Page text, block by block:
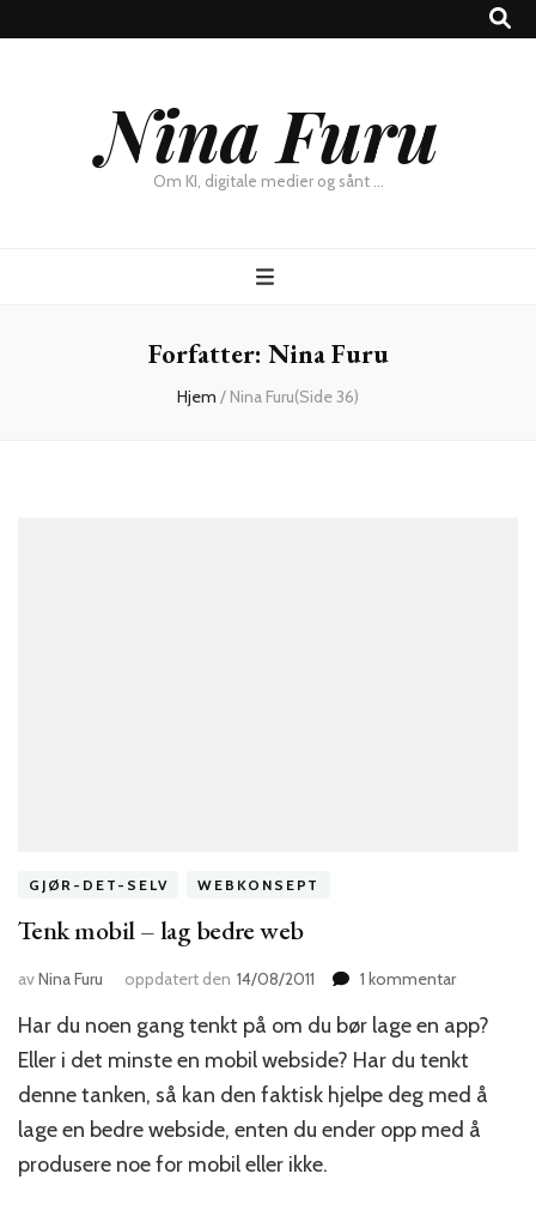
Nina Furu
Om KI, digitale medier og sånt …
Forfatter: Nina Furu
Hjem / Nina Furu(Side 36)
GJØR-DET-SELV WEBKONSEPT
Tenk mobil – lag bedre web
avNina Furu oppdatert den 14/08/2011 1 kommentartil
mobil
–
bedre
web
Har du noen gang tenkt på om du bør lage en app?
Eller i det minste en mobil webside? Har du tenkt
denne tanken, så kan den faktisk hjelpe deg med å
lage en bedre webside, enten du ender opp med å
produsere noe for mobil eller ikke.